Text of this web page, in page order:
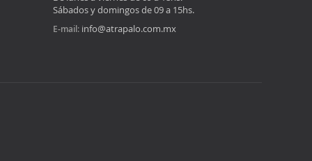
Sábados y domingos de 09 a 15hs.
E-mail: info@atrapalo.com.mx